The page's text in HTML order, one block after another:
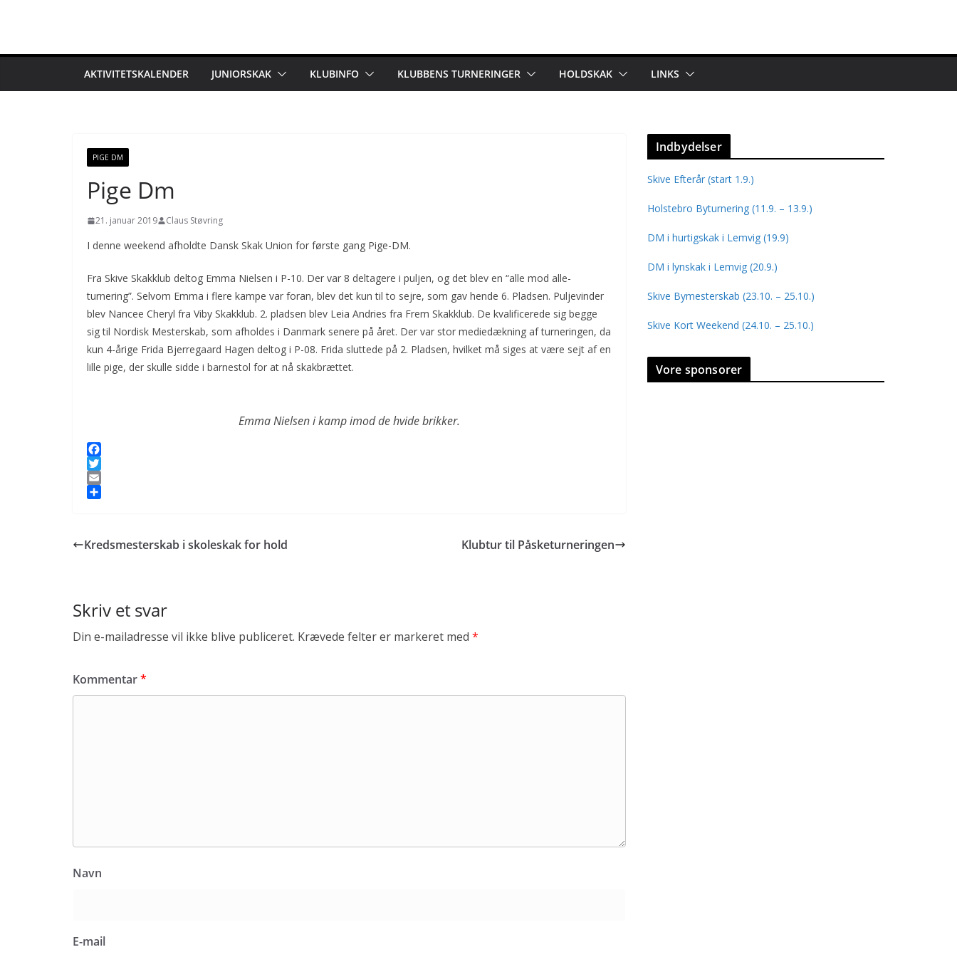
AKTIVITETSKALENDER JUNIORSKAK KLUBINFO KLUBBENS TURNERINGER HOLDSKAK LINKS
PIGE DM
Pige Dm
21. januar 2019 Claus Støvring
I denne weekend afholdte Dansk Skak Union for første gang Pige-DM.
Fra Skive Skakklub deltog Emma Nielsen i P-10. Der var 8 deltagere i puljen, og det blev en “alle mod alle-
turnering”. Selvom Emma i flere kampe var foran, blev det kun til to sejre, som gav hende 6. Pladsen. Puljevinder
blev Nancee Cheryl fra Viby Skakklub. 2. pladsen blev Leia Andries fra Frem Skakklub. De kvalificerede sig begge
sig til Nordisk Mesterskab, som afholdes i Danmark senere på året. Der var stor mediedækning af turneringen, da
kun 4-årige Frida Bjerregaard Hagen deltog i P-08. Frida sluttede på 2. Pladsen, hvilket må siges at være sejt af en
lille pige, der skulle sidde i barnestol for at nå skakbrættet.
Emma Nielsen i kamp imod de hvide brikker.
F
a
c
o
T
w
e
E
lr
Kredsmesterskab i skoleskak for hold Klubtur til Påsketurneringen
Skriv et svar
Din e-mailadresse vil ikke blive publiceret. Krævede felter er markeret med *
Kommentar*
Navn
E-mail
Indbydelser
Skive Efterår (start 1.9.)
Holstebro Byturnering (11.9. – 13.9.)
DM i hurtigskak i Lemvig (19.9)
DM i lynskak i Lemvig (20.9.)
Skive Bymesterskab (23.10. – 25.10.)
Skive Kort Weekend (24.10. – 25.10.)
Vore sponsorer